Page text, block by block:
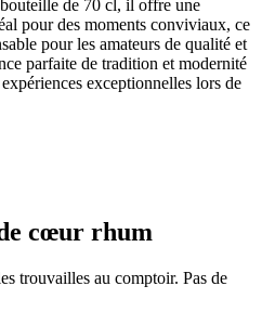
de 70 cl, il offre une
pour des moments conviviaux, ce
pour les amateurs de qualité et
parfaite de tradition et modernité
exceptionnelles lors de
cœur rhum
trouvailles au comptoir. Pas de